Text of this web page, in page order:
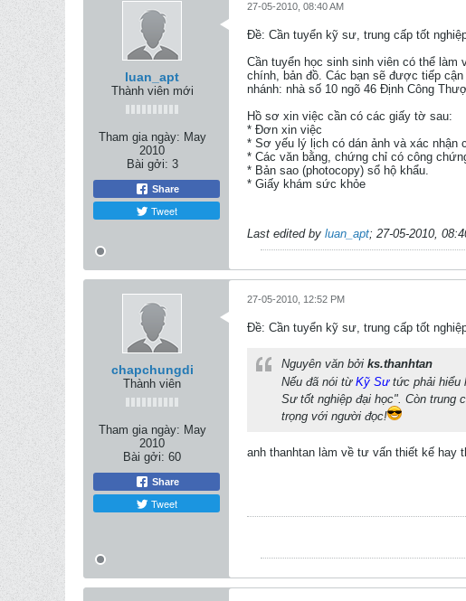
luan_apt
Thành viên mới
Tham gia ngày: May
2010
Bài gởi: 3
Share
Tweet
27-05-2010, 08:40 AM
Ðề: Cần tuyển kỹ sư, trung cấp tốt
Cần tuyển học sinh sinh viên có thể làm
chính, bản đồ. Các bạn sẽ được tiếp
nhánh: nhà số 10 ngõ 46 Định Công
Hồ sơ xin việc cần có các giấy tờ sau:
* Đơn xin việc
* Sơ yếu lý lịch có dán ảnh và xác nhận
* Các văn bằng, chứng chỉ có công
* Bản sao (photocopy) sổ hộ khẩu.
* Giấy khám sức khỏe
Last edited by luan_apt; 27-05-2010,
chapchungdi
Thành viên
Tham gia ngày: May
2010
Bài gởi: 60
Share
Tweet
27-05-2010, 12:52 PM
Ðề: Cần tuyển kỹ sư, trung cấp tốt
Nguyên văn bởi ks.thanhtan
Nếu đã nói từ Kỹ Sưtức phải hiểu
Sư tốt nghiệp đại học". Còn trung
trọng với người đọc!
anh thanhtan làm về tư vấn thiết kế hay